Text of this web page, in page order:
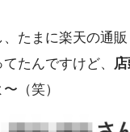
たまに楽天の通
たんですけど、
（笑）